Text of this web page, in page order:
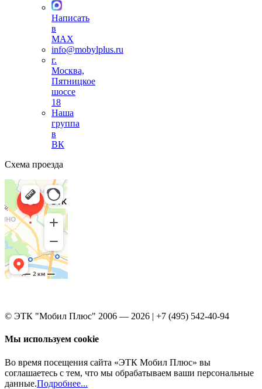
Написать
в
MAX
info@mobylplus.ru
г.
Москва,
Пятницкое
шоссе
18
Наша
группа
в
ВК
Схема проезда
© ЭТК "Мобил Плюс" 2006 — 2026 | +7 (495) 542-40-94
Мы используем cookie
Во время посещения сайта «ЭТК Мобил Плюс» вы
соглашаетесь с тем, что мы обрабатываем ваши персональные
данные.Подробнее...